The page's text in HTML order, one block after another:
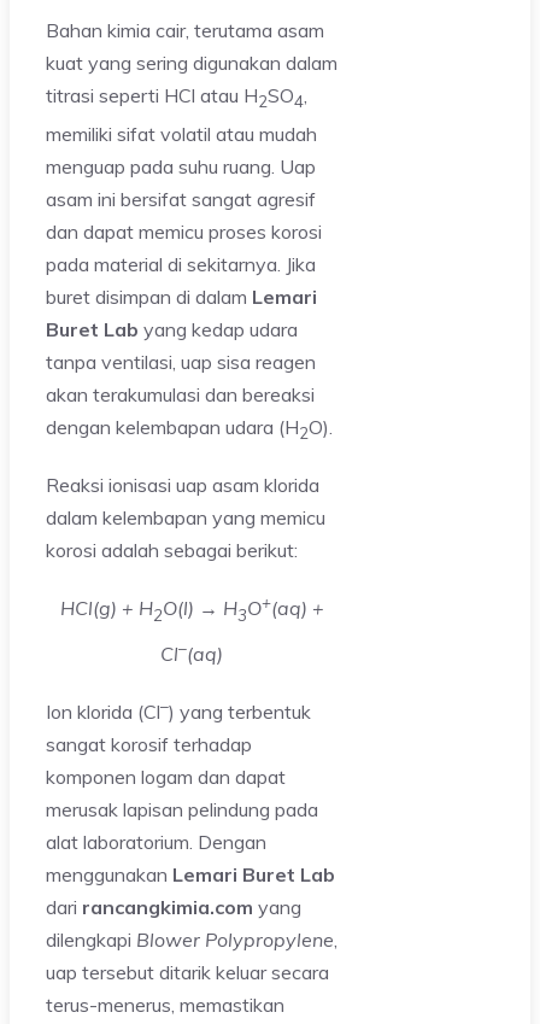
Bahan kimia cair, terutama asam
kuat yang sering digunakan dalam
titrasi seperti HCl atau H2SO4
memiliki sifat volatil atau mudah
menguap pada suhu ruang. Uap
asam ini bersifat sangat agresif
dan dapat memicu proses korosi
pada material di sekitarnya. Jika
buret disimpan di dalam Lemari
Buret Lab yang kedap udara
tanpa ventilasi, uap sisa reagen
akan terakumulasi dan bereaksi
dengan kelembapan udara (H2O).
Reaksi ionisasi uap asam klorida
dalam kelembapan yang memicu
korosi adalah sebagai berikut:
HCl(g) + H2O(l) → H3O+(aq) +
Cl–(aq)
Ion klorida (Cl–) yang terbentuk
sangat korosif terhadap
komponen logam dan dapat
merusak lapisan pelindung pada
alat laboratorium. Dengan
menggunakan Lemari Buret Lab
dari rancangkimia.com yang
dilengkapi Blower Polypropylene,
uap tersebut ditarik keluar secara
terus-menerus, memastikan